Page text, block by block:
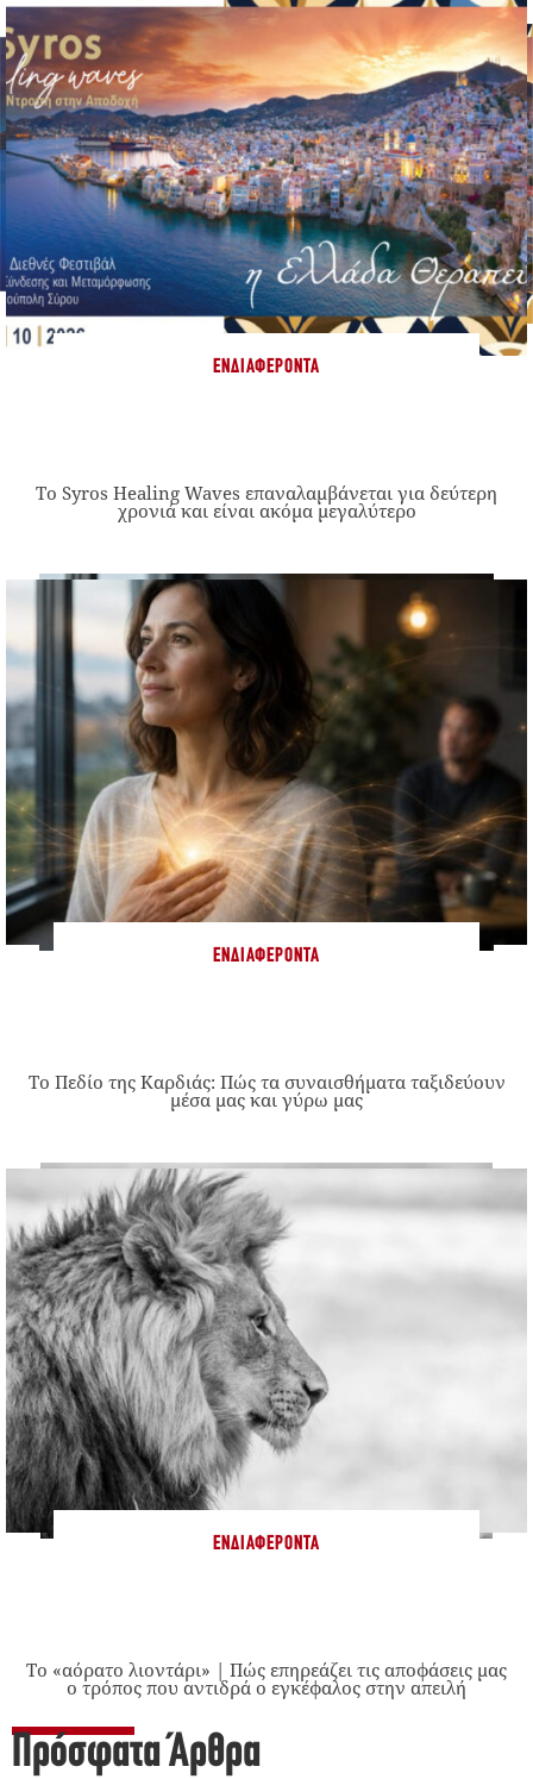
ΕΝΔΙΑΦΈΡΟΝΤΑ
Το Syros Healing Waves επαναλαμβάνεται για δεύτερη
χρονιά και είναι ακόμα μεγαλύτερο
ΕΝΔΙΑΦΈΡΟΝΤΑ
Το Πεδίο της Καρδιάς: Πώς τα συναισθήματα ταξιδεύουν
μέσα μας και γύρω μας
ΕΝΔΙΑΦΈΡΟΝΤΑ
Το «αόρατο λιοντάρι» | Πώς επηρεάζει τις αποφάσεις μας
ο τρόπος που αντιδρά ο εγκέφαλος στην απειλή
Πρόσφατα Άρθρα